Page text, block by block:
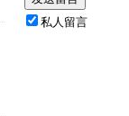
私人留言